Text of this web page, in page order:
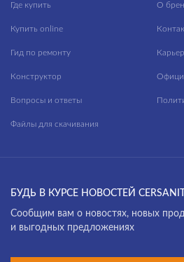
Где купить
Купить online
Гид по ремонту
Конструктор
Вопросы и ответы
Файлы для скачивания
О
БУДЬ В КУРСЕ НОВОСТЕЙ
Cообщим вам о новостях, новых
и выгодных предложениях